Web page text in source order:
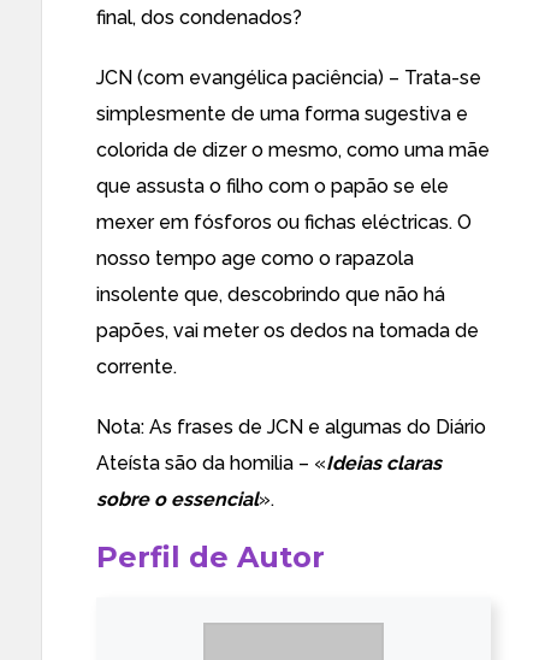
final, dos condenados?
JCN (com evangélica paciência) – Trata-se
simplesmente de uma forma sugestiva e
colorida de dizer o mesmo, como uma mãe
que assusta o filho com o papão se ele
mexer em fósforos ou fichas eléctricas. O
nosso tempo age como o rapazola
insolente que, descobrindo que não há
papões, vai meter os dedos na tomada de
corrente.
Nota: As frases de JCN e algumas do Diário
Ateísta são da homilia – «Ideias claras
sobre o essencial».
Perfil de Autor